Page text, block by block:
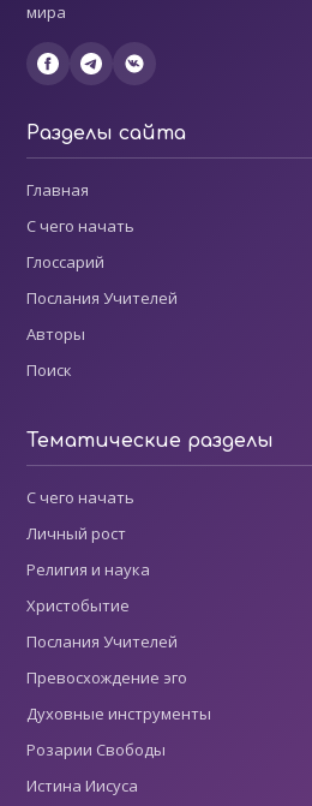
мира
Разделы сайта
Главная
С чего начать
Глоссарий
Послания Учителей
Авторы
Поиск
Тематические разделы
С чего начать
Личный рост
Религия и наука
Христобытие
Послания Учителей
Превосхождение эго
Духовные инструменты
Розарии Свободы
Истина Иисуса